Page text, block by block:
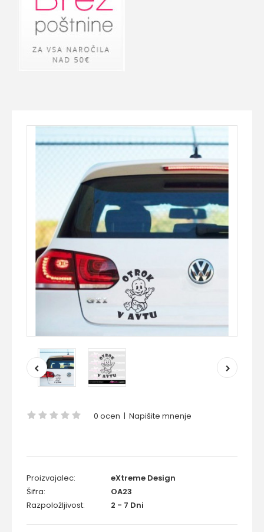
0 ocen | Napišite mnenje
Proizvajalec:
eXtreme Design
Šifra:
OA23
Razpoložljivost:
2 - 7 Dni